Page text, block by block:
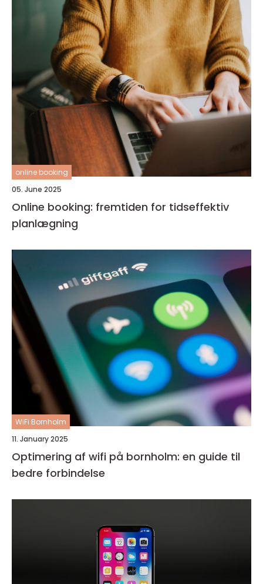
online booking
05. June 2025
Online booking: fremtiden for tidseffektiv
planlægning
WiFi Bornholm
11. January 2025
Optimering af wifi på bornholm: en guide til
bedre forbindelse